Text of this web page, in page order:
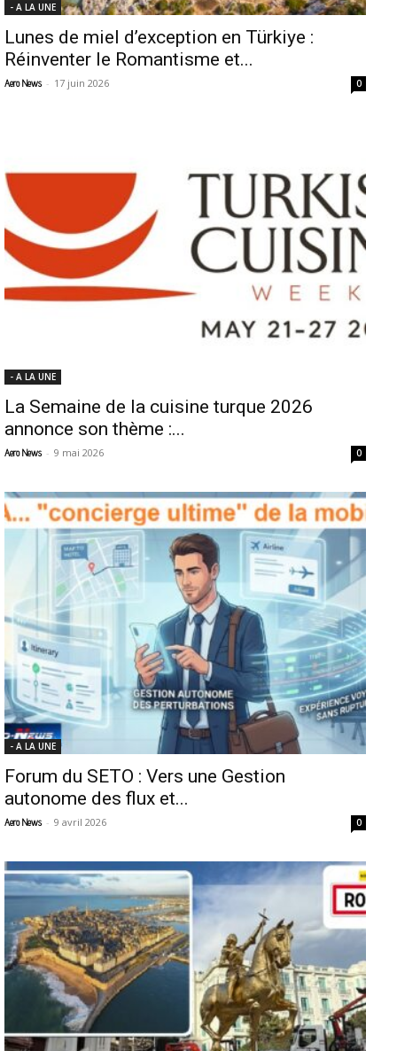
- A LA UNE
Lunes de miel d’exception en Türkiye :
Réinventer le Romantisme et...
Aero News - 17 juin 2026 0
- A LA UNE
La Semaine de la cuisine turque 2026
annonce son thème :...
Aero News - 9 mai 2026 0
- A LA UNE
Forum du SETO : Vers une Gestion
autonome des flux et...
Aero News - 9 avril 2026 0